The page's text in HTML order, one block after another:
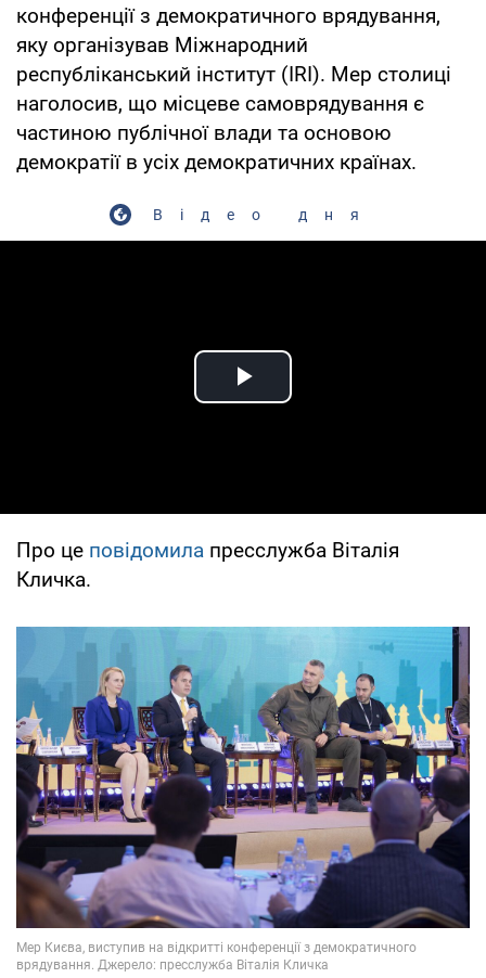
конференції з демократичного врядування,
яку організував Міжнародний
республіканський інститут (IRI). Мер столиці
наголосив, що місцеве самоврядування є
частиною публічної влади та основою
демократії в усіх демократичних країнах.
Відео дня
Play Video
Про це повідомила пресслужба Віталія
Кличка.